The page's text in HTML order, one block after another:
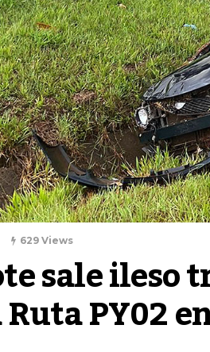
629 Views
sale ileso
PY02